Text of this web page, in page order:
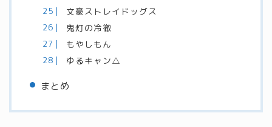
文豪ストレイドッグス
鬼灯の冷徹
もやしもん
ゆるキャン△
まとめ